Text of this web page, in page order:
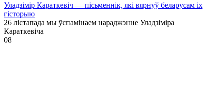
Уладзімір Караткевіч — пісьменнік, які вярнуў беларусам іх
гісторыю
26 лістапада мы ўспамінаем нараджэнне Уладзіміра
Караткевіча
08